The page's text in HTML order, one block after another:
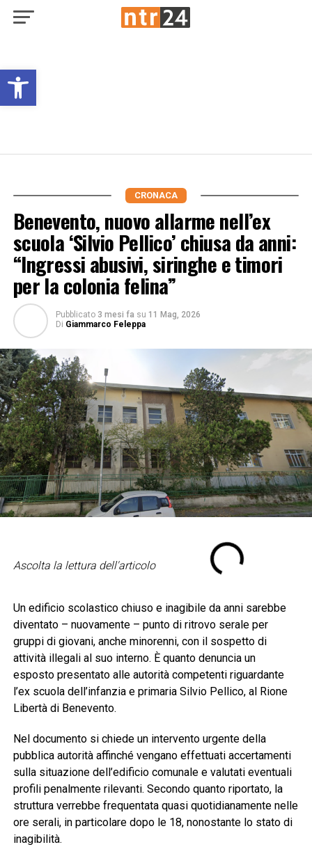
Open toolbar
CRONACA
Benevento, nuovo allarme nell’ex
scuola ‘Silvio Pellico’ chiusa da anni:
“Ingressi abusivi, siringhe e timori
per la colonia felina”
Pubblicato 3 mesi fa su 11 Mag, 2026
Di Giammarco Feleppa
Ascolta la lettura dell'articolo
Un edificio scolastico chiuso e inagibile da anni sarebbe
diventato – nuovamente – punto di ritrovo serale per
gruppi di giovani, anche minorenni, con il sospetto di
attività illegali al suo interno. È quanto denuncia un
esposto presentato alle autorità competenti riguardante
l’ex scuola dell’infanzia e primaria Silvio Pellico, al Rione
Libertà di Benevento.
Nel documento si chiede un intervento urgente della
pubblica autorità affinché vengano effettuati accertamenti
sulla situazione dell’edificio comunale e valutati eventuali
profili penalmente rilevanti. Secondo quanto riportato, la
struttura verrebbe frequentata quasi quotidianamente nelle
ore serali, in particolare dopo le 18, nonostante lo stato di
inagibilità.